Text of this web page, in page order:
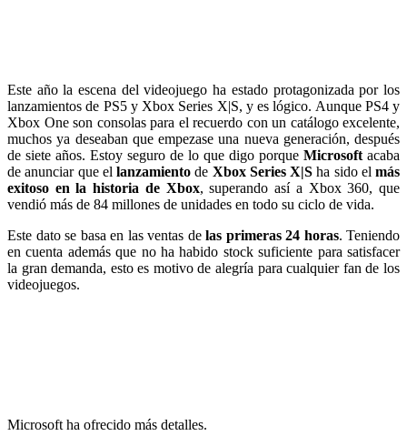
Este año la escena del videojuego ha estado protagonizada por los
lanzamientos de PS5 y Xbox Series X|S, y es lógico. Aunque PS4 y
Xbox One son consolas para el recuerdo con un catálogo excelente,
muchos ya deseaban que empezase una nueva generación, después
de siete años. Estoy seguro de lo que digo porque Microsoft acaba
de anunciar que el lanzamiento de Xbox Series X|S ha sido el más
exitoso en la historia de Xbox, superando así a Xbox 360, que
vendió más de 84 millones de unidades en todo su ciclo de vida.
Este dato se basa en las ventas de las primeras 24 horas. Teniendo
en cuenta además que no ha habido stock suficiente para satisfacer
la gran demanda, esto es motivo de alegría para cualquier fan de los
videojuegos.
Microsoft ha ofrecido más detalles.